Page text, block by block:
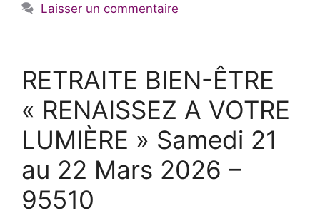
Laisser un commentaire
RETRAITE BIEN-ÊTRE
« RENAISSEZ A VOTRE
LUMIÈRE » Samedi 21
au 22 Mars 2026 –
95510